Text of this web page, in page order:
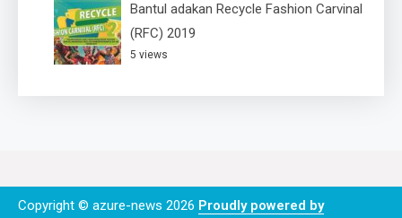
Bantul adakan Recycle Fashion Carvinal
(RFC) 2019
5 views
Copyright © azure-news 2026 Proudly powered by